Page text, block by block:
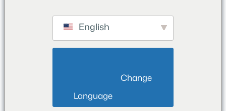
English
Language